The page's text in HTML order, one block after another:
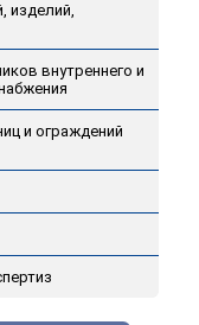
изделий,
внутреннего и
и ограждений